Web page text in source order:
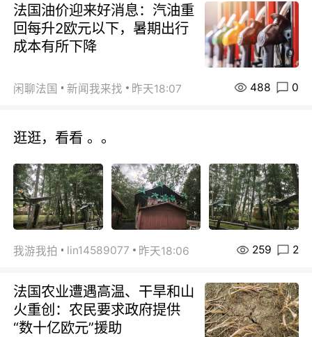
法国油价迎来好消息：汽油重
回每升2欧元以下，暑期出行
成本有所下降
闲聊法国 新闻我来找 昨天18:07 488 0
逛逛，看看 。。
我游我拍 lin14589077 昨天18:06 259 2
法国农业遭遇高温、干旱和山
火重创：农民要求政府提供
“数十亿欧元”援助